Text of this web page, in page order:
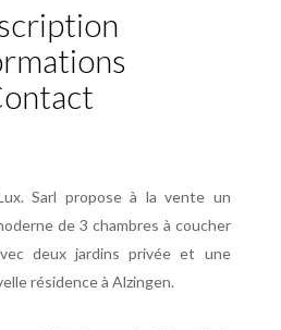
Sarl propose à la vente un
de 3 chambres à coucher
deux jardins privée et une
résidence à Alzingen.